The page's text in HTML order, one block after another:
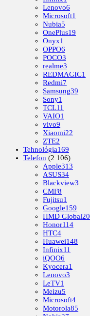
Lenovo6
Microsoft1
Nubia5
OnePlus19
Onyx1
OPPO6
POCO3
realme3
REDMAGIC1
Redmi7
Samsung39
Sony1
TCL11
VAIO1
vivo9
Xiaomi22
ZTE2
Tehnológia169
Telefon (2 106)
Apple313
ASUS34
Blackview3
CMF8
Fujitsu1
Google159
HMD Global20
Honor114
HTC4
Huawei148
Infinix11
iQOO6
Kyocera1
Lenovo3
LeTV1
Meizu5
Microsoft4
Motorola85